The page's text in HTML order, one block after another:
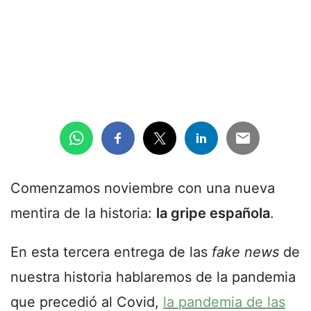
Comenzamos noviembre con una nueva
mentira de la historia: la gripe española.
En esta tercera entrega de las fake news de
nuestra historia hablaremos de la pandemia
que precedió al Covid, la pandemia de las